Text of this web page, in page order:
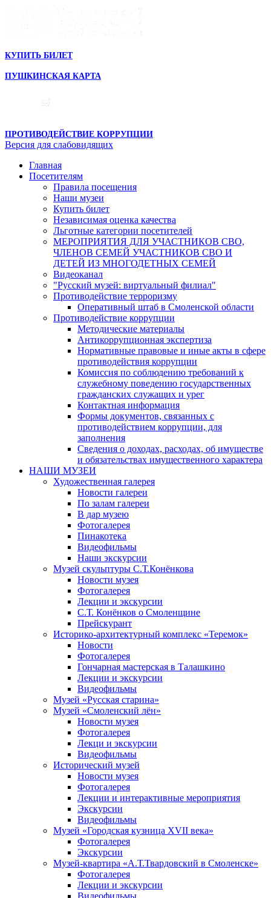
КУПИТЬ БИЛЕТ
ПУШКИНСКАЯ КАРТА
ПРОТИВОДЕЙСТВИЕ КОРРУПЦИИ
Версия для слабовидящих
Главная
Посетителям
Правила посещения
Наши музеи
Купить билет
Независимая оценка качества
Льготные категории посетителей
МЕРОПРИЯТИЯ ДЛЯ УЧАСТНИКОВ СВО,
ЧЛЕНОВ СЕМЕЙ УЧАСТНИКОВ СВО И
ДЕТЕЙ ИЗ МНОГОДЕТНЫХ СЕМЕЙ
Видеоканал
"Русский музей: виртуальный филиал"
Противодействие терроризму
Оперативный штаб в Смоленской области
Противодействие коррупции
Методические материалы
Антикоррупционная экспертиза
Нормативные правовые и иные акты в сфере
противодействия коррупции
Комиссия по соблюдению требований к
служебному поведению государственных
гражданских служащих и урег
Контактная информация
Формы документов, связанных с
противодействием коррупции, для
заполнения
Сведения о доходах, расходах, об имуществе
и обязательствах имущественного характера
НАШИ МУЗЕИ
Художественная галерея
Новости галереи
По залам галереи
В дар музею
Фотогалерея
Пинакотека
Видеофильмы
Наши экскурсии
Музей скульптуры С.Т.Конёнкова
Новости музея
Фотогалерея
Лекции и экскурсии
С.Т. Конёнков о Смоленщине
Прейскурант
Историко-архитектурный комплекс «Теремок»
Новости
Фотогалерея
Гончарная мастерская в Талашкино
Лекции и экскурсии
Видеофильмы
Музей «Русская старина»
Музей «Смоленский лён»
Новости музея
Фотогалерея
Лекци и экскурсии
Видеофильмы
Исторический музей
Новости музея
Фотогалерея
Лекции и интерактивные мероприятия
Экскурсии
Видеофильмы
Музей «Городская кузница XVII века»
Фотогалерея
Экскурсии
Музей-квартира «А.Т.Твардовский в Смоленске»
Фотогалерея
Лекции и экскурсии
Видеофильмы